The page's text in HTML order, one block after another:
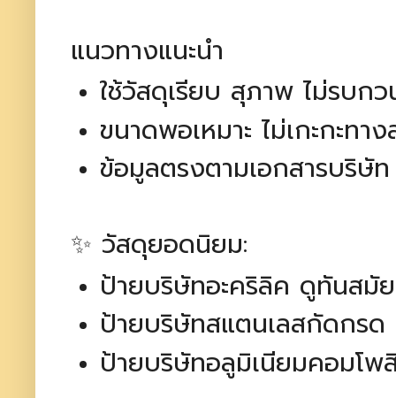
แนวทางแนะนำ
ใช้วัสดุเรียบ สุภาพ ไม่รบก
ขนาดพอเหมาะ ไม่เกะกะทา
ข้อมูลตรงตามเอกสารบริษัท
✨ วัสดุยอดนิยม:
ป้ายบริษัทอะคริลิค ดูทันสมัย
ป้ายบริษัทสแตนเลสกัดกรด
ป้ายบริษัทอลูมิเนียมคอม